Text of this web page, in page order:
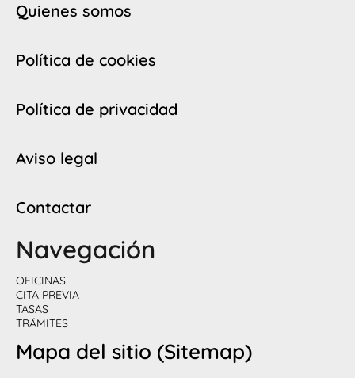
Quienes somos
Política de cookies
Política de privacidad
Aviso legal
Contactar
Navegación
OFICINAS
CITA PREVIA
TASAS
TRÁMITES
Mapa del sitio (Sitemap)